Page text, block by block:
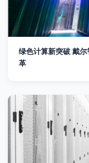
绿色计算新突破 戴
革